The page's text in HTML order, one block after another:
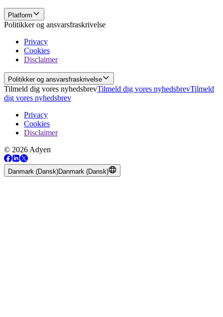
Platform
Politikker og ansvarsfraskrivelse
Privacy
Cookies
Disclaimer
Politikker og ansvarsfraskrivelse
Tilmeld dig vores nyhedsbrevTilmeld dig vores nyhedsbrevTilmeld
dig vores nyhedsbrev
Privacy
Cookies
Disclaimer
© 2026 Adyen
Danmark (Dansk)Danmark (Dansk)